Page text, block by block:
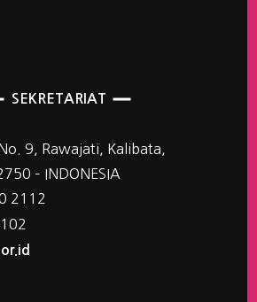
SEKRETARIAT
9, Rawajati, Kalibata,
– INDONESIA
2112